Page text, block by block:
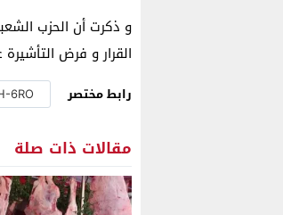
و ذكرت أن الحزب
القرار و فرض
رابط مختصر
مقالات ذات صلة